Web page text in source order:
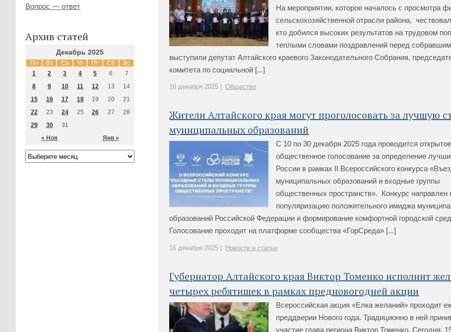
На мероприятии, которое началось с просмотра
сельскохозяйственной отрасли района,
кто добился высоких результатов на трудовом
теплыми словами поздравлений перед
выступили депутат Алтайского краевого Законодательного Собрания,
комитета по социальной [...]
16 декабря 2025 | Общество
Жители Алтайского края могут проголосовать за лучшую
муниципальных образований
С 10 по 30 декабря 2025 года проводится открытое
общественное голосование за определение
России в рамках II Всероссийского конкурса
муниципальных образований и входные группы
общественных пространств». Конкурс направлен
популяризацию положительного имиджа
образований Российской Федерации и формирование комфортной городской
Голосование проходит на платформе сообщества «ГорСреда» [...]
16 декабря 2025 | Новости и статьи
Губернатор Алтайского края Виктор Томенко исполнит
четырех ребятишек в рамках предновогодней акции
Всероссийская акция «Елка желаний» проходит
преддверии Нового года. Традиционно в ней
участие глава региона Виктор Томенко. Сегодня,
Вопрос — ответ
Архив статей
Декабрь 2025
Пн Вт Ср Чт Пт Сб Вс
« Ноя Янв »
1 2 3 4 5 6
7
8
9 10 11 12 13
14
15
16 17 18 19 20
21
22
23 24 25 26 27
28
29
30 31